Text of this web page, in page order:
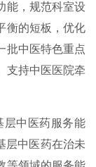
能，规范科室设
衡的短板，优化
批中医特色重点
支持中医医院牵
层中医药服务能
层中医药在治未